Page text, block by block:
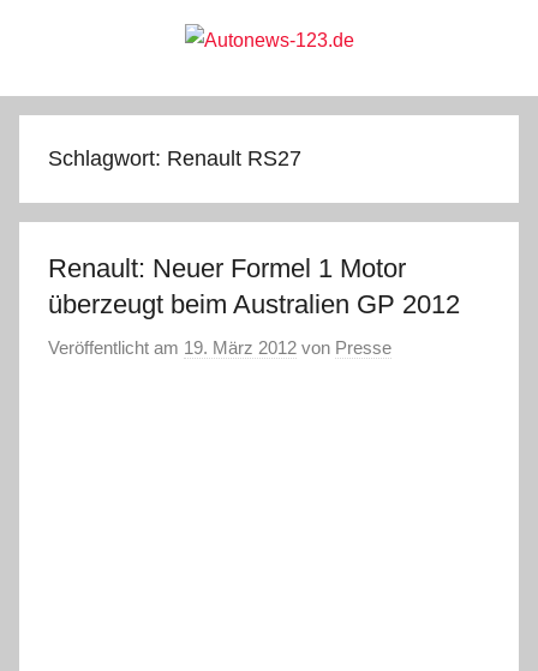
Autonews-
123.de
Schlagwort: Renault RS27
Renault: Neuer Formel 1 Motor
überzeugt beim Australien GP 2012
Veröffentlicht am 19. März 2012 von Presse